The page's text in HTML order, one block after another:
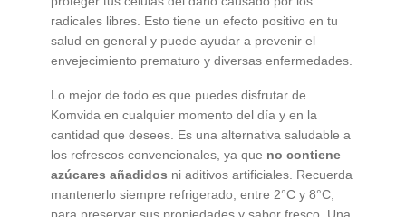
radicales libres. Esto tiene un efecto positivo en tu
salud en general y puede ayudar a prevenir el
envejecimiento prematuro y diversas enfermedades.
Lo mejor de todo es que puedes disfrutar de
Komvida en cualquier momento del día y en la
cantidad que desees. Es una alternativa saludable a
los refrescos convencionales, ya que no contiene
azúcares añadidos ni aditivos artificiales. Recuerda
mantenerlo siempre refrigerado, entre 2°C y 8°C,